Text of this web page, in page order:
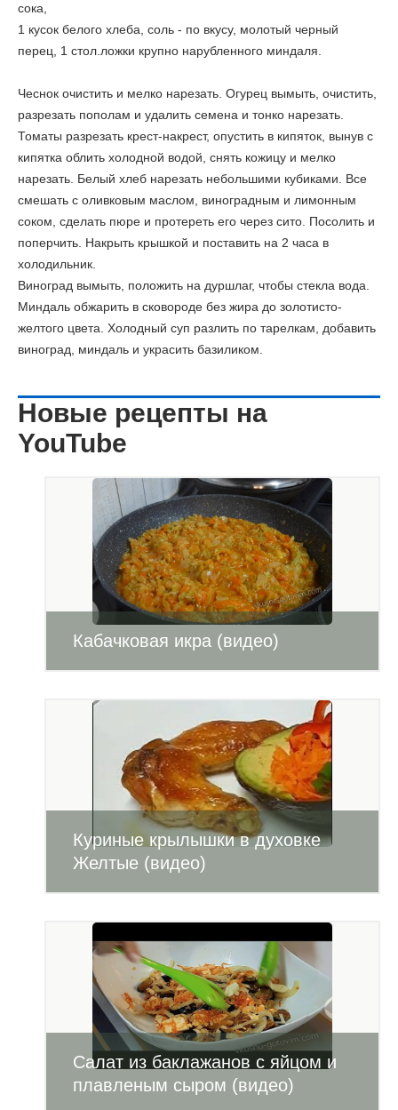
сока,
1 кусок белого хлеба, соль - по вкусу, молотый черный
перец, 1 стол.ложки крупно нарубленного миндаля.
Чеснок очистить и мелко нарезать. Огурец вымыть, очистить,
разрезать пополам и удалить семена и тонко нарезать.
Томаты разрезать крест-накрест, опустить в кипяток, вынув с
кипятка облить холодной водой, снять кожицу и мелко
нарезать. Белый хлеб нарезать небольшими кубиками. Все
смешать с оливковым маслом, виноградным и лимонным
соком, сделать пюре и протереть его через сито. Посолить и
поперчить. Накрыть крышкой и поставить на 2 часа в
холодильник.
Виноград вымыть, положить на дуршлаг, чтобы стекла вода.
Миндаль обжарить в сковороде без жира до золотисто-
желтого цвета. Холодный суп разлить по тарелкам, добавить
виноград, миндаль и украсить базиликом.
Новые рецепты на
YouTube
Кабачковая икра (видео)
Куриные крылышки в духовке
Желтые (видео)
Салат из баклажанов с яйцом и
плавленым сыром (видео)